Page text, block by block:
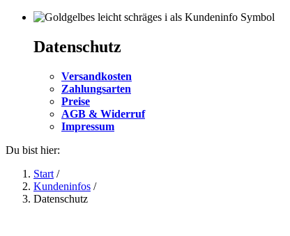
Datenschutz
Versandkosten
Zahlungsarten
Preise
AGB & Widerruf
Impressum
Du bist hier:
Start /
Kundeninfos /
Datenschutz